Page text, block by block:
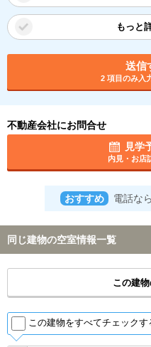
もっと
送信
2 項目のみ入
不動産会社にお問合せ
見学
内見・お店
おすすめ 電話な
同じ建物の空室情報一覧
この建
この建物をすべてチェックす